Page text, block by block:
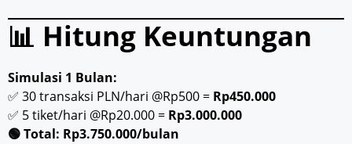
📊 Hitung Keuntungan
Simulasi 1 Bulan:
✅ 30 transaksi PLN/hari @Rp500 = Rp450.000
✅ 5 tiket/hari @Rp20.000 = Rp3.000.000
🟢 Total: Rp3.750.000/bulan